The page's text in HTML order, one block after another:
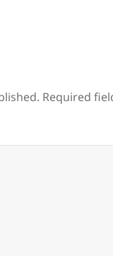
Required